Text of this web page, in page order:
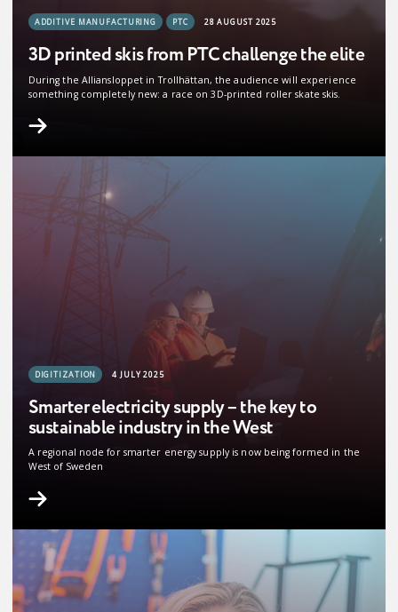
ADDITIVE MANUFACTURING PTC 28 AUGUST 2025
3D printed skis from PTC challenge the elite
During the Alliansloppet in Trollhättan, the audience will experience
something completely new: a race on 3D-printed roller skate skis.
DIGITIZATION 4 JULY 2025
Smarter electricity supply – the key to
sustainable industry in the West
A regional node for smarter energy supply is now being formed in the
West of Sweden